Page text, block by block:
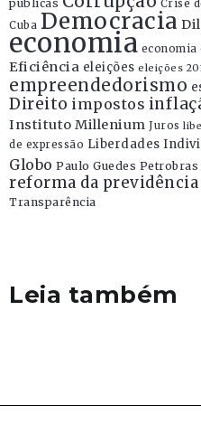
públicas
Crise
Cuba Democracia
economia economia
Eficiência eleições eleições
empreendedorismo
Direito impostos
Instituto Millenium Juros
de expressão Liberdades
Globo Paulo Guedes Petrobras
reforma da previdência
Transparência
Leia também